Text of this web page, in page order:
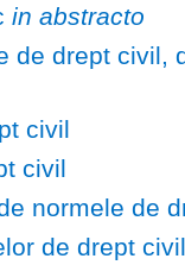
in abstracto
de drept civil,
civil
civil
normele de
de drept civil